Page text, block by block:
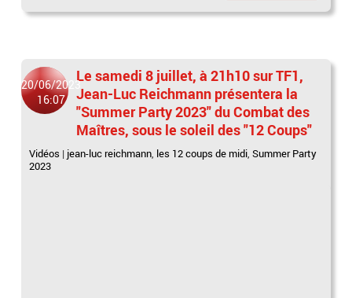
20/06/2023
16:07
Le samedi 8 juillet, à 21h10 sur TF1,
Jean-Luc Reichmann présentera la
"Summer Party 2023" du Combat des
Maîtres, sous le soleil des "12 Coups"
Vidéos | jean-luc reichmann, les 12 coups de midi,Summer Party
2023